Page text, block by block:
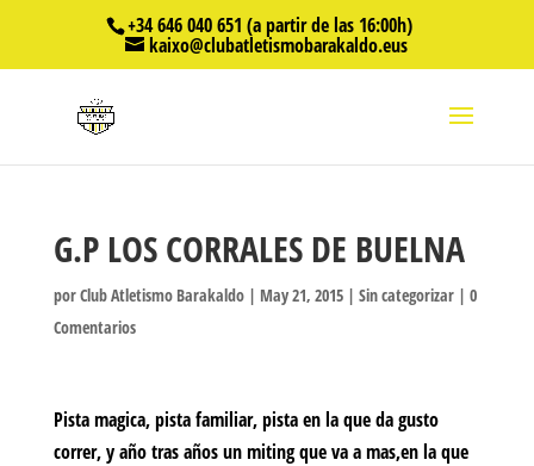
+34 646 040 651 (a partir de las 16:00h)
kaixo@clubatletismobarakaldo.eus
G.P LOS CORRALES DE BUELNA
porClub Atletismo Barakaldo| May 21, 2015| Sin categorizar| 0
Comentarios
Pista magica, pista familiar, pista en la que da gusto
correr, y año tras años un miting que va a mas,en la que